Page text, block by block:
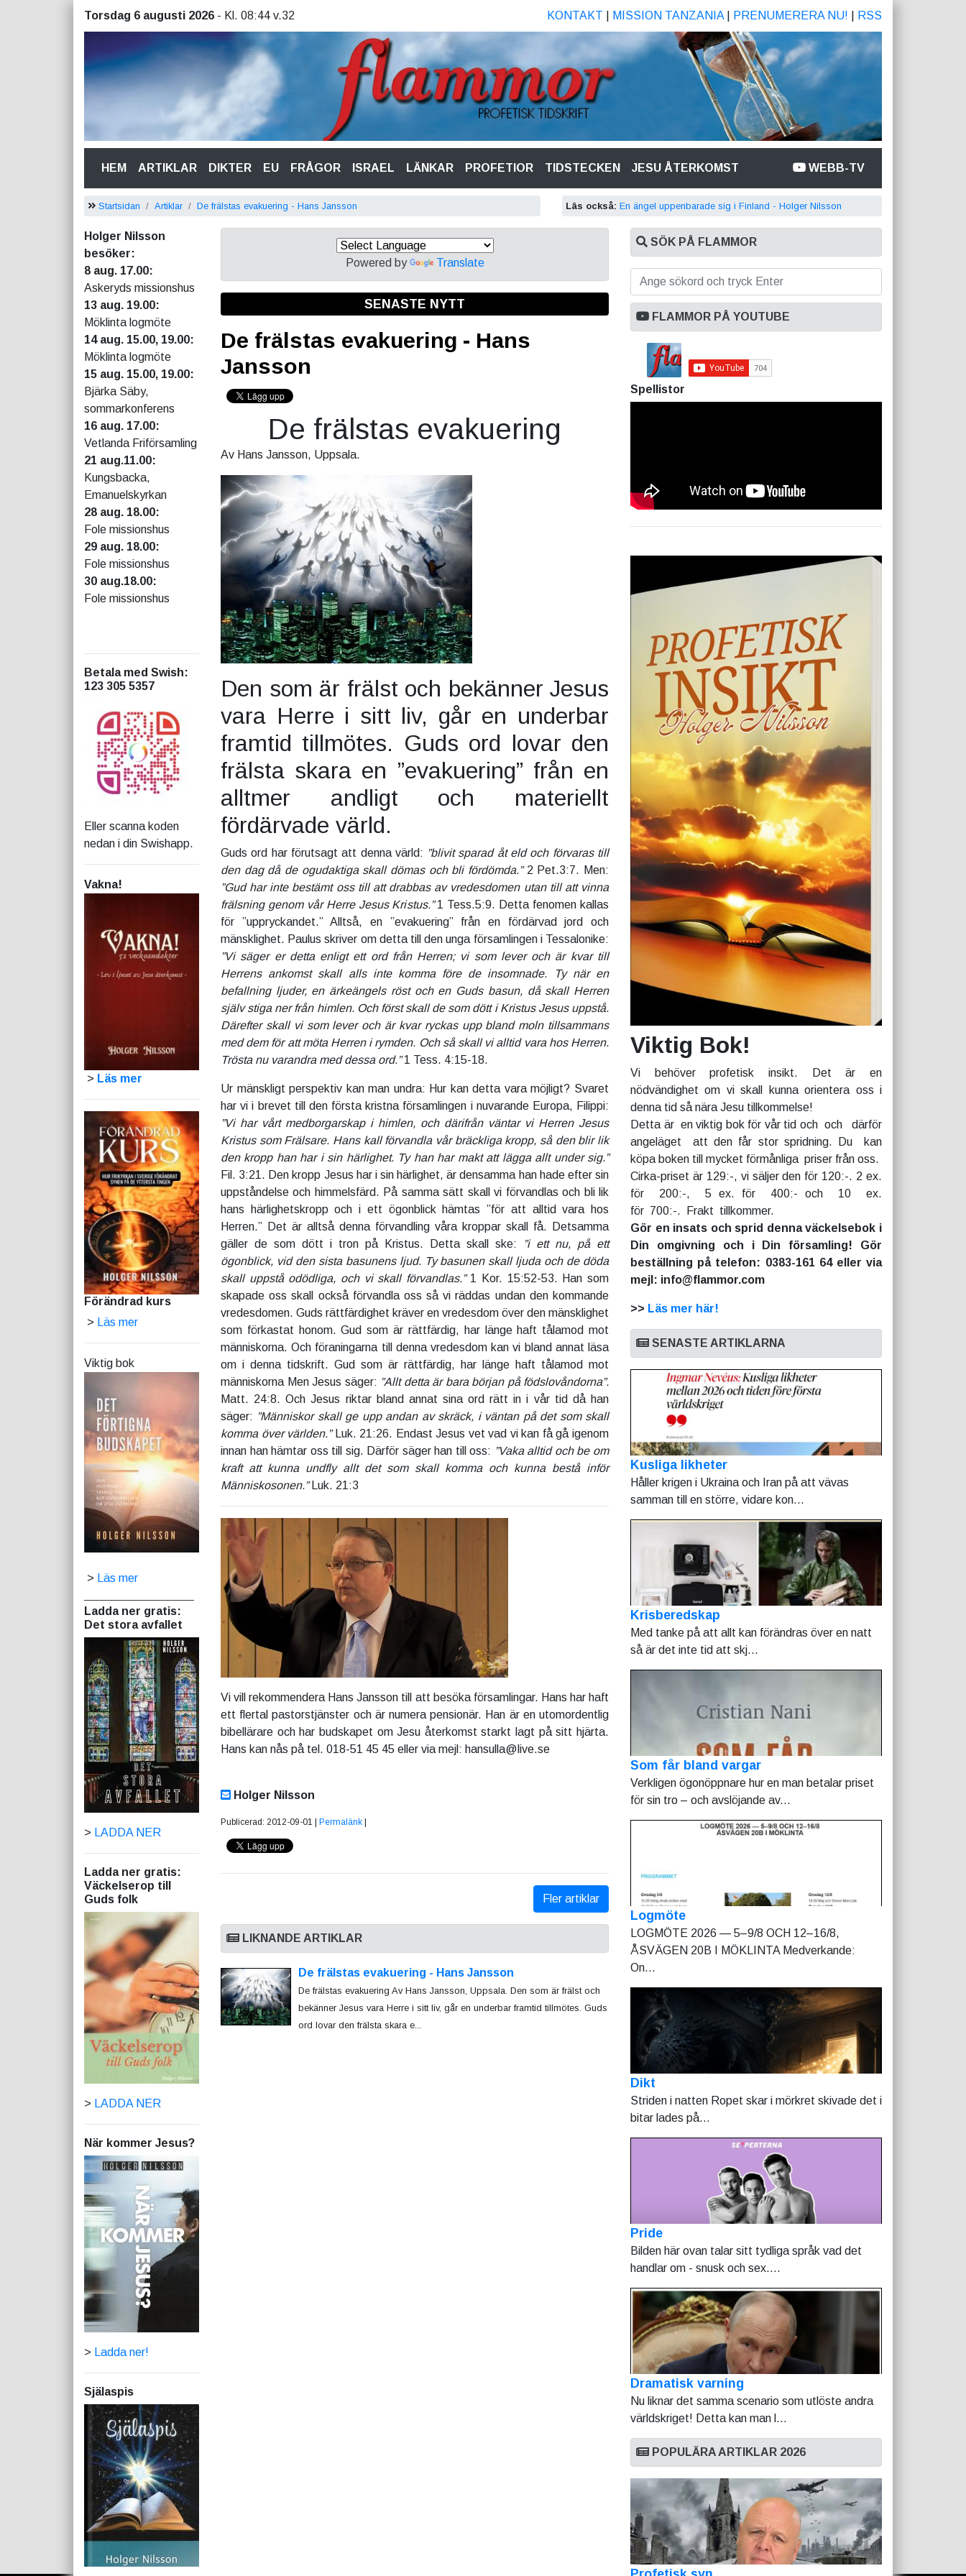
Torsdag 6 augusti 2026 - Kl. 08:44 v.32 KONTAKT MISSION TANZANIA| PRENUMERERA NU! RSS
HEM(CURRENT)
ARTIKLAR DIKTER EU FRÅGOR ISRAEL LÄNKAR PROFETIOR TIDSTECKEN JESU ÅTERKOMST WEBB-TV
Startsidan Artiklar De frälstas evakuering - Hans Jansson Läs också: En ängel uppenbarade sig i Finland - Holger Nilsson
Holger Nilsson
besöker:
8 aug. 17.00:
Askeryds missionshus
13 aug. 19.00:
Möklinta logmöte
14 aug. 15.00, 19.00:
Möklinta logmöte
15 aug. 15.00, 19.00:
Bjärka Säby,
sommarkonferens
16 aug. 17.00:
Vetlanda Friförsamling
21 aug.11.00:
Kungsbacka,
Emanuelskyrkan
28 aug. 18.00:
Fole missionshus
29 aug. 18.00:
Fole missionshus
30 aug.18.00:
Fole missionshus
Betala med Swish:
123 305 5357
Eller scanna koden
nedan i din Swishapp.
Vakna!
> Läs mer
Förändrad kurs
> Läs mer
Viktig bok
> Läs mer
Ladda ner gratis:
Det stora avfallet
> LADDA NER
Ladda ner gratis:
Väckelserop till
Guds folk
> LADDA NER
När kommer Jesus?
> Ladda ner!
Själaspis
Powered by Translate
SENASTE NYTT
De frälstas evakuering - Hans
Jansson
De frälstas evakuering
Av Hans Jansson, Uppsala.
Den som är frälst och bekänner Jesus
vara Herre i sitt liv, går en underbar
framtid tillmötes. Guds ord lovar den
frälsta skara en ”evakuering” från en
alltmer andligt och materiellt
fördärvade värld.
Guds ord har förutsagt att denna värld: ”blivit sparad åt eld och förvaras till
den dag då de ogudaktiga skall dömas och bli fördömda.”2 Pet.3:7. Men:
”Gud har inte bestämt oss till att drabbas av vredesdomen utan till att vinna
frälsning genom vår Herre Jesus Kristus.”1 Tess.5:9. Detta fenomen kallas
för ”uppryckandet.” Alltså, en ”evakuering” från en fördärvad jord och
mänsklighet. Paulus skriver om detta till den unga församlingen i Tessalonike:
”Vi säger er detta enligt ett ord från Herren; vi som lever och är kvar till
Herrens ankomst skall alls inte komma före de insomnade. Ty när en
befallning ljuder, en ärkeängels röst och en Guds basun, då skall Herren
själv stiga ner från himlen. Och först skall de som dött i Kristus Jesus uppstå.
Därefter skall vi som lever och är kvar ryckas upp bland moln tillsammans
med dem för att möta Herren i rymden. Och så skall vi alltid vara hos Herren.
Trösta nu varandra med dessa ord.”1 Tess. 4:15-18.
Ur mänskligt perspektiv kan man undra: Hur kan detta vara möjligt? Svaret
har vi i brevet till den första kristna församlingen i nuvarande Europa, Filippi:
”Vi har vårt medborgarskap i himlen, och därifrån väntar vi Herren Jesus
Kristus som Frälsare. Hans kall förvandla vår bräckliga kropp, så den blir lik
den kropp han har i sin härlighet. Ty han har makt att lägga allt under sig.”
Fil. 3:21. Den kropp Jesus har i sin härlighet, är densamma han hade efter sin
uppståndelse och himmelsfärd. På samma sätt skall vi förvandlas och bli lik
hans härlighetskropp och i ett ögonblick hämtas ”för att alltid vara hos
Herren.” Det är alltså denna förvandling våra kroppar skall få. Detsamma
gäller de som dött i tron på Kristus. Detta skall ske:
”i ett nu, på ett
ögonblick, vid den sista basunens ljud. Ty basunen skall ljuda och de döda
skall uppstå odödliga, och vi skall förvandlas.”1 Kor. 15:52-53. Han som
skapade oss skall också förvandla oss så vi räddas undan den kommande
vredesdomen. Guds rättfärdighet kräver en vredesdom över den mänsklighet
som förkastat honom. Gud som är rättfärdig, har länge haft tålamod mot
människorna. Och föraningarna till denna vredesdom kan vi bland annat läsa
om i denna tidskrift. Gud som är rättfärdig, har länge haft tålamod mot
människorna Men Jesus säger: ”Allt detta är bara början på födslovåndorna”.
Matt. 24:8. Och Jesus riktar bland annat sina ord rätt in i vår tid då han
säger: ”Människor skall ge upp andan av skräck, i väntan på det som skall
komma över världen.”Luk. 21:26. Endast Jesus vet vad vi kan få gå igenom
innan han hämtar oss till sig. Därför säger han till oss: ”Vaka alltid och be om
kraft att kunna undfly allt det som skall komma och kunna bestå inför
Människosonen.”Luk. 21:3
Vi vill rekommendera Hans Jansson till att besöka församlingar. Hans har haft
ett flertal pastorstjänster och är numera pensionär. Han är en utomordentlig
bibellärare och har budskapet om Jesu återkomst starkt lagt på sitt hjärta.
Hans kan nås på tel. 018-51 45 45 eller via mejl: hansulla@live.se
Holger Nilsson
Publicerad: 2012-09-01 | Permalänk
Fler artiklar
LIKNANDE ARTIKLAR
De frälstas evakuering - Hans Jansson
De frälstas evakuering Av Hans Jansson, Uppsala. Den som är frälst och
bekänner Jesus vara Herre i sitt liv, går en underbar framtid tillmötes. Guds
ord lovar den frälsta skara e...
SÖK PÅ FLAMMOR
FLAMMOR PÅ YOUTUBE
Spellistor
Viktig Bok!
Vi behöver profetisk insikt. Det är en
nödvändighet om vi skall kunna orientera oss i
denna tid så nära Jesu tillkommelse!
Detta är en viktig bok för vår tid och och därför
angeläget att den får stor spridning. Du kan
köpa boken till mycket förmånliga priser från oss.
Cirka-priset är 129:-, vi säljer den för 120:-. 2 ex.
för 200:-, 5 ex. för 400:- och 10 ex.
för 700:-. Frakt tillkommer.
Gör en insats och sprid denna väckelsebok i
Din omgivning och i Din församling! Gör
beställning på telefon: 0383-161 64 eller via
mejl: info@flammor.com
>> Läs mer här!
SENASTE ARTIKLARNA
Kusliga likheter
Håller krigen i Ukraina och Iran på att vävas
samman till en större, vidare kon...
Krisberedskap
Med tanke på att allt kan förändras över en natt
så är det inte tid att skj...
Som får bland vargar
Verkligen ögonöppnare hur en man betalar priset
för sin tro – och avslöjande av...
Logmöte
LOGMÖTE 2026 — 5–9/8 OCH 12–16/8,
ÅSVÄGEN 20B I MÖKLINTA Medverkande:
On...
Dikt
Striden i natten Ropet skar i mörkret skivade det i
bitar lades på...
Pride
Bilden här ovan talar sitt tydliga språk vad det
handlar om - snusk och sex....
Dramatisk varning
Nu liknar det samma scenario som utlöste andra
världskriget! Detta kan man l...
POPULÄRA ARTIKLAR 2026